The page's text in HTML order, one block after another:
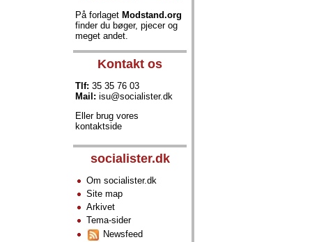
På forlaget Modstand.org
finder du bøger, pjecer og
meget andet.
Kontakt os
Tlf: 35 35 76 03
Mail: isu@socialister.dk
Eller brug vores
kontaktside
socialister.dk
Om socialister.dk
Site map
Arkivet
Tema-sider
Newsfeed